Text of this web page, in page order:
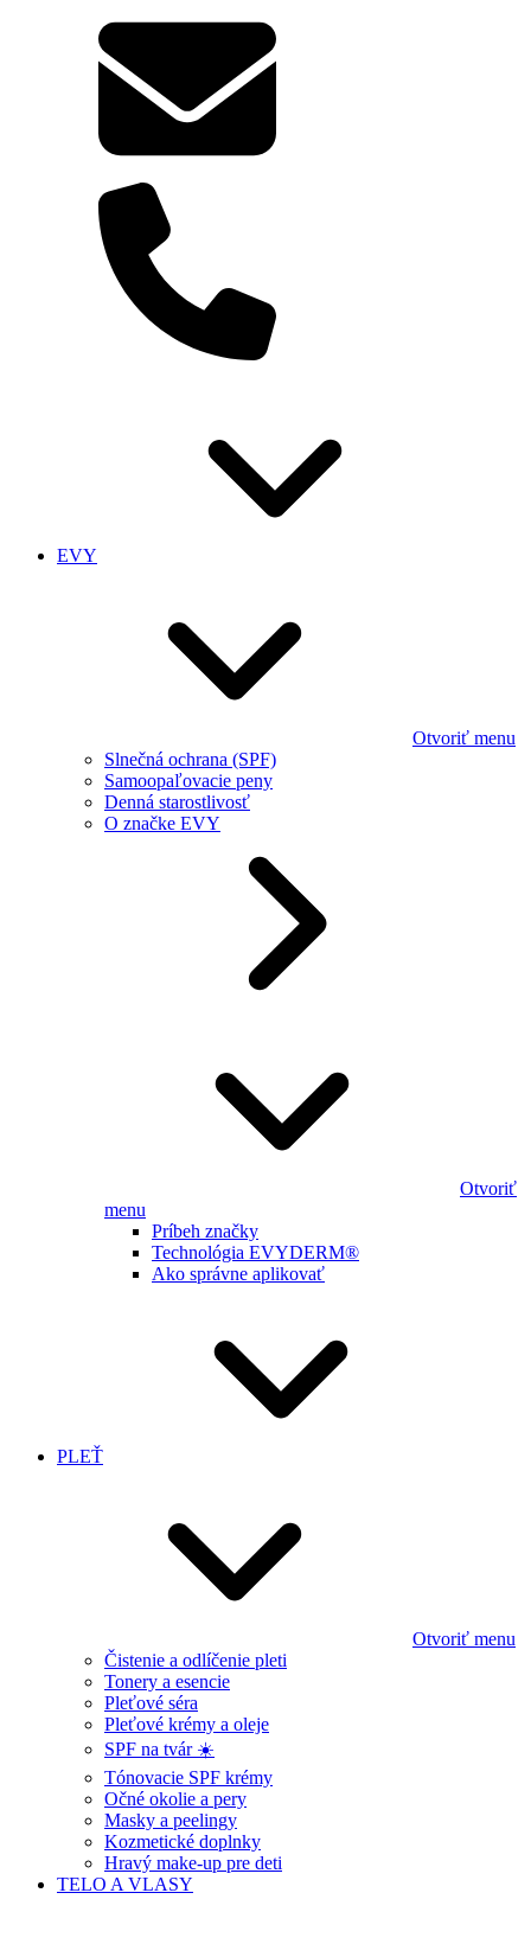
EVY
Otvoriť menu
Slnečná ochrana (SPF)
Samoopaľovacie peny
Denná starostlivosť
O značke EVY
Otvoriť
menu
Príbeh značky
Technológia EVYDERM®
Ako správne aplikovať
PLEŤ
Otvoriť menu
Čistenie a odlíčenie pleti
Tonery a esencie
Pleťové séra
Pleťové krémy a oleje
SPF na tvár ☀️
Tónovacie SPF krémy
Očné okolie a pery
Masky a peelingy
Kozmetické doplnky
Hravý make-up pre deti
TELO A VLASY